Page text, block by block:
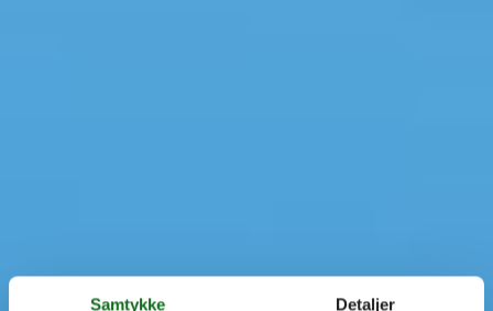
Samtykke Detaljer